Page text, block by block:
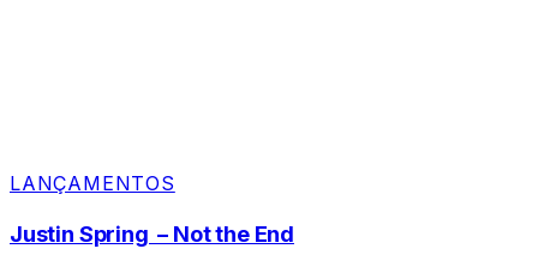
LANÇAMENTOS
Justin Spring – Not the End